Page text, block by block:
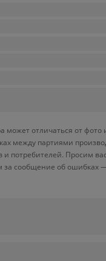
отличаться от фото
между партиями
потребителей. Просим
за сообщение об ошибках